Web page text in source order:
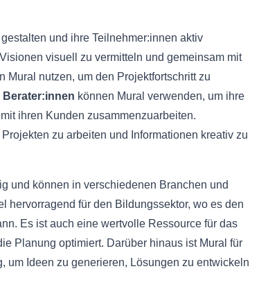
und ihre Teilnehmer:innen aktiv
visuell zu vermitteln und gemeinsam mit
Mural nutzen, um den Projektfortschritt zu
Berater:innen können Mural verwenden, um ihre
ihren Kunden zusammenzuarbeiten.
zu arbeiten und Informationen kreativ zu
und können in verschiedenen Branchen und
hervorragend für den Bildungssektor, wo es den
Es ist auch eine wertvolle Ressource für das
Planung optimiert. Darüber hinaus ist Mural für
um Ideen zu generieren, Lösungen zu entwickeln